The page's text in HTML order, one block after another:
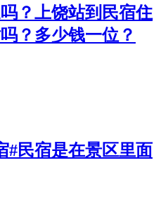
？上饶站到民宿住
？多少钱一位？
#民宿是在景区里面